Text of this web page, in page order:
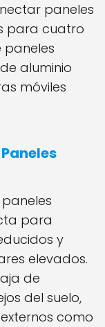
paneles
para cuatro
paneles
aluminio
móviles
para
y
elevados.
de
del suelo,
como